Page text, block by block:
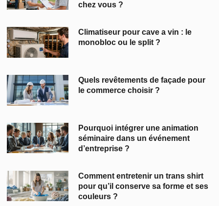
chez vous ?
Climatiseur pour cave a vin : le
monobloc ou le split ?
Quels revêtements de façade pour
le commerce choisir ?
Pourquoi intégrer une animation
séminaire dans un événement
d’entreprise ?
Comment entretenir un trans shirt
pour qu’il conserve sa forme et ses
couleurs ?